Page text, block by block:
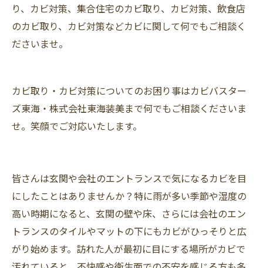
り、カビ対策、集合住宅のカビ取り、カビ対策、飲食店
のカビ取り、カビ対策などカビに関して何でもご相談く
ださいませ。
カビ取り・カビ対策についてのお困り事はカビバスター
ズ東海・株式会社東海装美まで何でもご相談くださいま
せ。笑顔でご対応いたします。
皆さんは玄関や会社のエントランスで気になるカビを目
にしたことはありませんか？特に雨が多い季節や湿度の
高い時期になると、玄関の壁や床、さらには会社のエン
トランスのタイルやマットの下にもカビがひっそりと広
がり始めます。訪れた人が最初に目にする場所がカビで